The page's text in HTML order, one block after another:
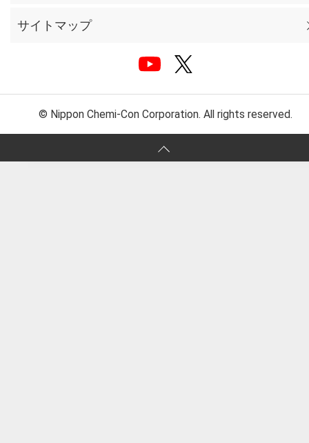
サイトマップ
© Nippon Chemi-Con Corporation. All rights reserved.